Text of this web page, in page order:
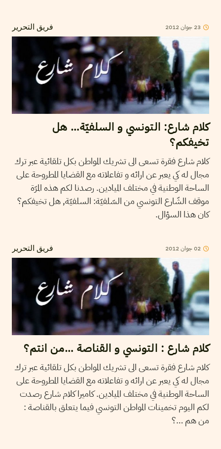
فريق التحرير 23 جوان2012
كلام شارع: التونسي و السلفيّة… هل
تخيفكم؟‎
كلام شارع فقرة تسعى الى تشريك المواطن بكل تلقائية عبر ترك
مجال له كي يعبر عن ارائه و تفاعلاته مع القضايا المطروحة على
الساحة الوطنية في مختلف الميادين. رصدنا لكم هذه المرّة
موقف الشّارع التونسي من السّلفيّة: السلفيّة, هل تخيفكم؟
كان هذا السؤال.
فريق التحرير 02جوان2012
كلام شارع : التونسي و القناصة …من انتم؟
كلام شارع فقرة تسعى الى تشريك المواطن بكل تلقائية عبر ترك
مجال له كي يعبر عن ارائه و تفاعلاته مع القضايا المطروحة على
الساحة الوطنية في مختلف الميادين. كاميرا كلام شارع رصدت
لكم اليوم تخمينات المواطن التونسي فيما يتعلق بالقناصة :
من هم …؟